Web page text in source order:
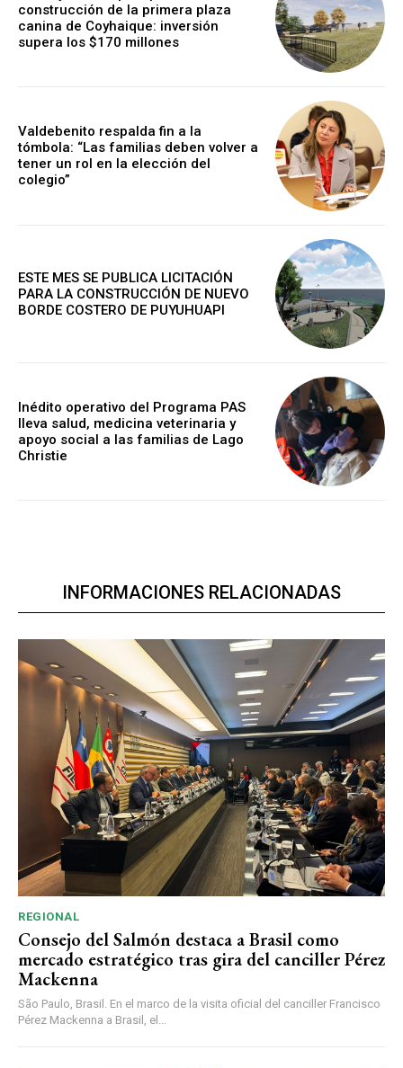
construcción de la primera plaza
canina de Coyhaique: inversión
supera los $170 millones
Valdebenito respalda fin a la
tómbola: “Las familias deben volver a
tener un rol en la elección del
colegio”
ESTE MES SE PUBLICA LICITACIÓN
PARA LA CONSTRUCCIÓN DE NUEVO
BORDE COSTERO DE PUYUHUAPI
Inédito operativo del Programa PAS
lleva salud, medicina veterinaria y
apoyo social a las familias de Lago
Christie
INFORMACIONES RELACIONADAS
REGIONAL
Consejo del Salmón destaca a Brasil como
mercado estratégico tras gira del canciller Pérez
Mackenna
São Paulo, Brasil. En el marco de la visita oficial del canciller Francisco
Pérez Mackenna a Brasil, el...